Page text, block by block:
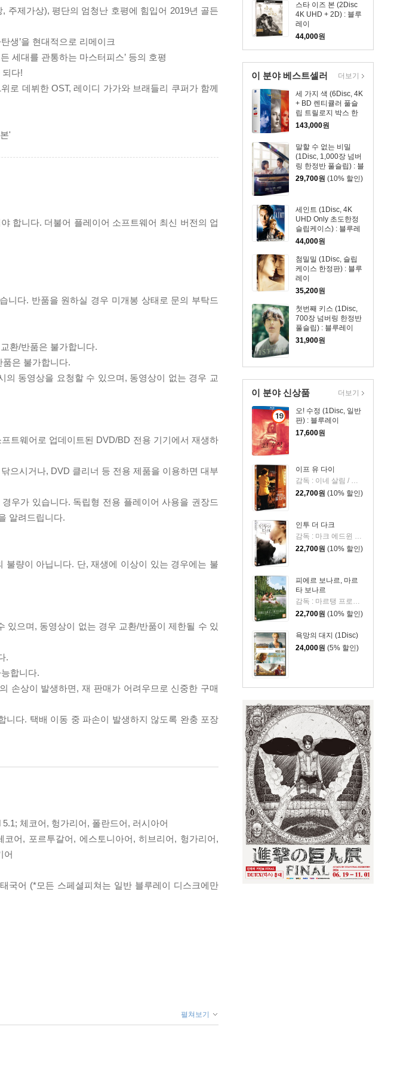
스타 이즈 본 (2Disc
4K UHD + 2D) : 블루
레이
44,000원
이 분야 베스트셀러
세 가지 색 (6Disc, 4K
+ BD 렌티큘러 풀슬
립 트릴로지 박스 한
정판) : 블루레이
143,000원
말할 수 없는 비밀
(1Disc, 1,000장 넘버
링 한정반 풀슬립) : 블
루레이
29,700원 (10% 할인)
세인트 (1Disc, 4K
UHD Only 초도한정
슬립케이스) : 블루레
이
44,000원
첨밀밀 (1Disc, 슬립
케이스 한정판) : 블루
레이
35,200원
첫번째 키스 (1Disc,
700장 넘버링 한정반
풀슬립) : 블루레이
31,900원
더보기
이 분야 신상품
19
세
이
상
상
품
오! 수정 (1Disc, 일반
판) : 블루레이
17,600원
이프 유 다이
감독 : 이네 살림 / 출연 : 조나단 자카이, 골시프테 파라하니
22,700원 (10% 할인)
인투 더 다크
감독 : 마크 에드윈 로빈슨 / 출연 : 미샤 바튼, 라이언 이골드
22,700원 (10% 할인)
피에르 보나르, 마르
타 보나르
22,700원 (10% 할인)
욕망의 대지 (1Disc)
24,000원 (5% 할인)
더보기
주제가상), 평단의 엄청난 호평에 힘입어 2019년 골든
생’을 현대적으로 리메이크
세대를 관통하는 마스터피스’ 등의 호평
다!
로 데뷔한 OST, 레이디 가가와 브래들리 쿠퍼가 함께
'
합니다. 더불어 플레이어 소프트웨어 최신 버전의 업
니다. 반품을 원하실 경우 미개봉 상태로 문의 부탁드
환/반품은 불가합니다.
은 불가합니다.
동영상을 요청할 수 있으며, 동영상이 없는 경우 교
트웨어로 업데이트된 DVD/BD 전용 기기에서 재생하
으시거나, DVD 클리너 등 전용 제품을 이용하면 대부
우가 있습니다. 독립형 전용 플레이어 사용을 권장드
알려드립니다.
량이 아닙니다. 단, 재생에 이상이 있는 경우에는 불
있으며, 동영상이 없는 경우 교환/반품이 제한될 수 있
.
합니다.
손상이 발생하면, 재 판매가 어려우므로 신중한 구매
니다. 택배 이동 중 파손이 발생하지 않도록 완충 포장
체코어, 헝가리어, 폴란드어, 러시아어
어, 포르투갈어, 에스토니아어, 히브리어, 헝가리어,
어
국어 (*모든 스페셜피쳐는 일반 블루레이 디스크에만
펼쳐보기